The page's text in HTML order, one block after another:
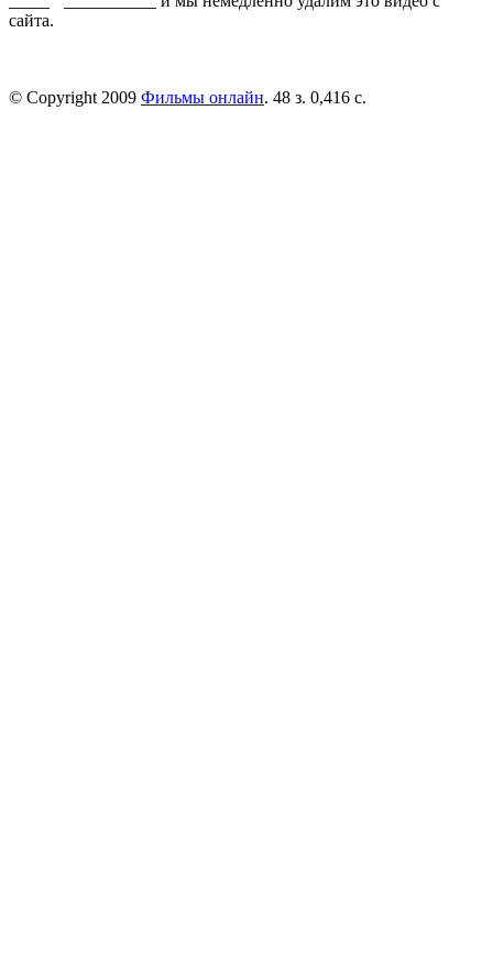
сайта.
© Copyright 2009 Фильмы онлайн. 48 з. 0,416 с.